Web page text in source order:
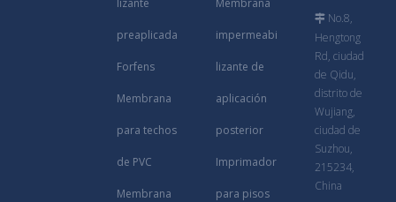
preaplicada
Forfens
Membrana
para techos
de PVC
Membrana
impermeabi
lizante de
aplicación
posterior
Imprimador
para pisos
 No.8,
Hengtong
Rd, ciudad
de Qidu,
distrito de
Wujiang,
ciudad de
Suzhou,
215234,
China